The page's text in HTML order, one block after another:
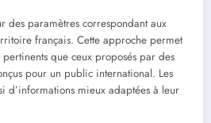
des paramètres correspondant aux
français. Cette approche permet
pertinents que ceux proposés par des
pour un public international. Les
d’informations mieux adaptées à leur